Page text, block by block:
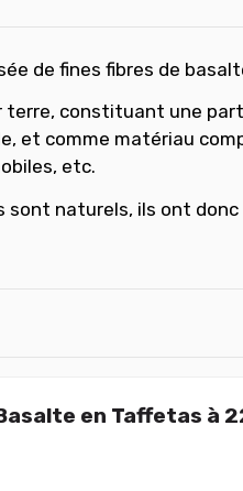
de fines fibres de
terre, constituant une
et comme matériau
etc.
sont naturels, ils ont
en Taffetas à